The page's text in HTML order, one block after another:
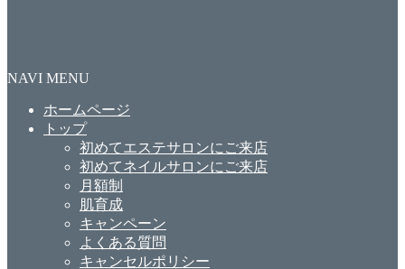
NAVI MENU
ホームページ
トップ
初めてエステサロンにご来店
初めてネイルサロンにご来店
月額制
肌育成
キャンペーン
よくある質問
キャンセルポリシー